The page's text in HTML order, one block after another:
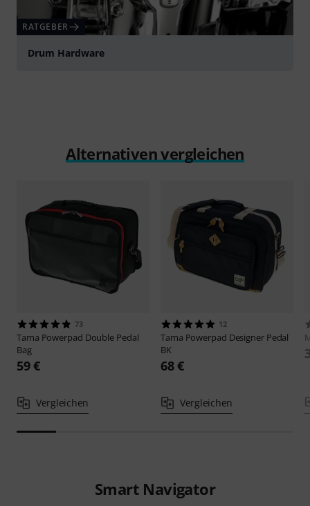
RATGEBER
Drum Hardware
Alternativen vergleichen
73
Tama Powerpad Double Pedal
Bag
59 €
Vergleichen
12
Tama Powerpad Designer Pedal
BK
68 €
Vergleichen
Smart Navigator